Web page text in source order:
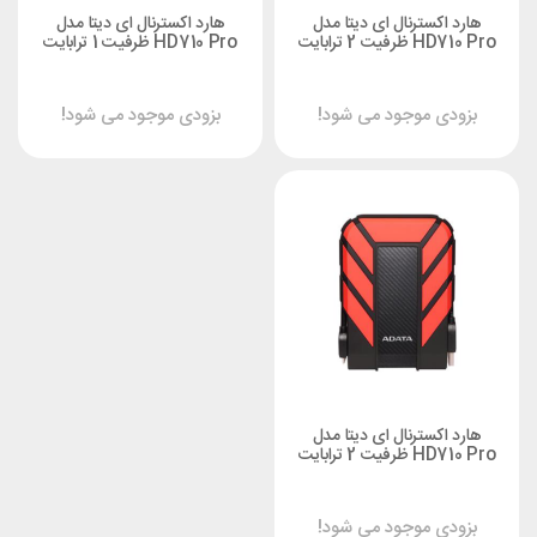
هارد اکسترنال ای دیتا مدل
HD710 Pro ظرفیت 2 ترابایت
بزودی موجود می شود!
هارد اکسترنال ای دیتا مدل
HD710 Pro ظرفیت 1 ترابایت
بزودی موجود می شود!
هارد اکسترنال ای دیتا مدل
HD710 Pro ظرفیت 2 ترابایت
بزودی موجود می شود!